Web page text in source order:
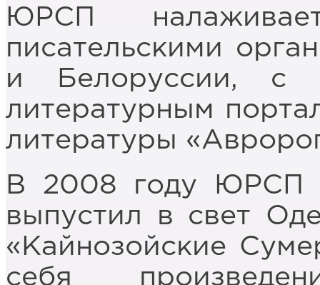
ЮРСП
писательскими
и Белоруссии, с
литературным
литературы
В 2008 году ЮРСП
выпустил в свет
«Кайнозойские
себя